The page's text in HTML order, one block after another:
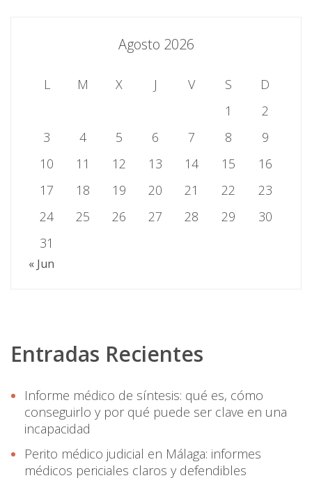
Agosto 2026
L M X J V S
D
1
2
3
4 5 6 7 8
9
10
11 12 13 14 15
16
17
18 19 20 21 22
23
24
25 26 27 28 29
30
31
« Jun
Entradas Recientes
Informe médico de síntesis: qué es, cómo
conseguirlo y por qué puede ser clave en una
incapacidad
Perito médico judicial en Málaga: informes
médicos periciales claros y defendibles